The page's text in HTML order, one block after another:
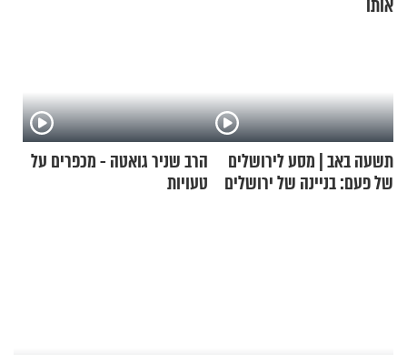
אותו
תשעה באב | מסע לירושלים
של פעם: בניינה של ירושלים
הרב שניר גואטה - מכפרים על
טעויות